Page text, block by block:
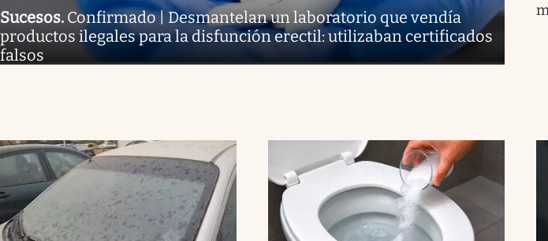
Sucesos. Confirmado | Desmantelan un laboratorio que vendía
productos ilegales para la disfunción erectil: utilizaban certificados
falsos